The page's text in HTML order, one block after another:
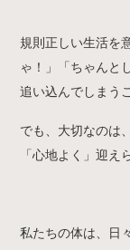
規則正しい生活を
ゃ！」「ちゃんと
追い込んでしまう
でも、大切なのは
「心地よく」迎え
私たちの体は、日